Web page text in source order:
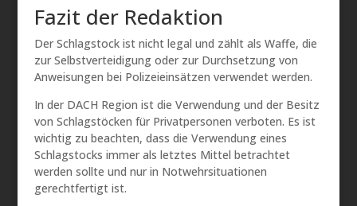
Fazit der Redaktion
Der Schlagstock ist nicht legal und zählt als Waffe, die
zur Selbstverteidigung oder zur Durchsetzung von
Anweisungen bei Polizeieinsätzen verwendet werden.
In der DACH Region ist die Verwendung und der Besitz
von Schlagstöcken für Privatpersonen verboten. Es ist
wichtig zu beachten, dass die Verwendung eines
Schlagstocks immer als letztes Mittel betrachtet
werden sollte und nur in Notwehrsituationen
gerechtfertigt ist.